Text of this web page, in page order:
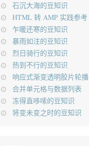
石沉大海的豆知识
HTML 转 AMP 实践参考
乍暖还寒的豆知识
暴雨如注的豆知识
烈日骑行的豆知识
热到不行的豆知识
响应式渐变透明胶片轮播
合并单元格与数据列表
冻得直哆嗦的豆知识
将变未变之时的豆知识